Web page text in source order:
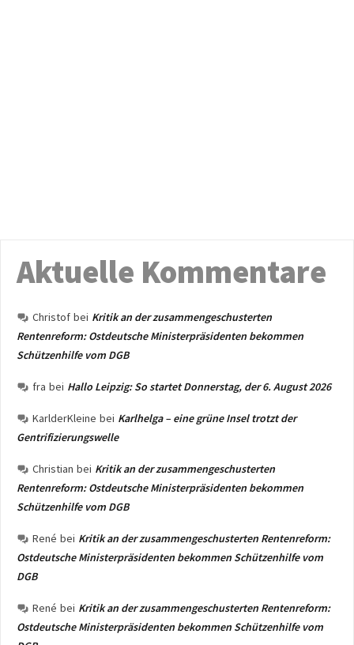
Aktuelle Kommentare
Christof bei Kritik an der zusammengeschusterten
Rentenreform: Ostdeutsche Ministerpräsidenten bekommen
Schützenhilfe vom DGB
fra bei Hallo Leipzig: So startet Donnerstag, der 6. August 2026
KarlderKleine bei Karlhelga – eine grüne Insel trotzt der
Gentrifizierungswelle
Christian bei Kritik an der zusammengeschusterten
Rentenreform: Ostdeutsche Ministerpräsidenten bekommen
Schützenhilfe vom DGB
René bei Kritik an der zusammengeschusterten Rentenreform:
Ostdeutsche Ministerpräsidenten bekommen Schützenhilfe vom
DGB
René bei Kritik an der zusammengeschusterten Rentenreform:
Ostdeutsche Ministerpräsidenten bekommen Schützenhilfe vom